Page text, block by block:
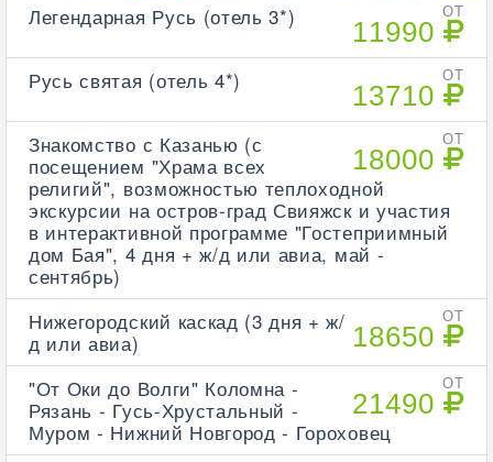
ОТ
11990
Легендарная Русь (отель 3*)
ОТ
13710
Русь святая (отель 4*)
ОТ
18000
Знакомство с Казанью (с
посещением "Храма всех
религий", возможностью теплоходной
экскурсии на остров-град Свияжск и участия
в интерактивной программе "Гостеприимный
дом Бая", 4 дня + ж/д или авиа, май -
сентябрь)
ОТ
18650
Нижегородский каскад (3 дня + ж/
д или авиа)
ОТ
21490
"От Оки до Волги" Коломна -
Рязань - Гусь-Хрустальный -
Муром - Нижний Новгород - Гороховец